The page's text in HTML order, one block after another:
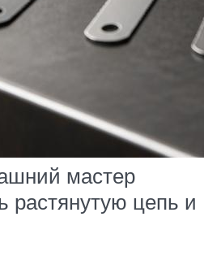
мастер
растянутую цепь и